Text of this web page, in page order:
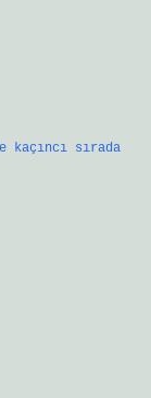
kaçıncı sırada